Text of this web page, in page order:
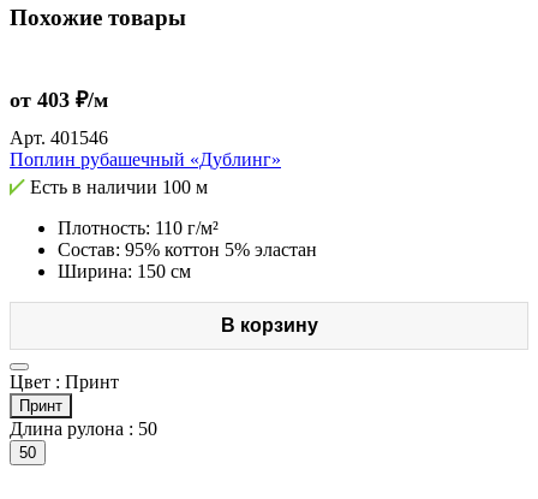
Похожие товары
от 403 ₽/м
Арт. 401546
Поплин рубашечный «Дублинг»
Есть в наличии 100 м
Плотность: 110 г/м²
Состав: 95% коттон 5% эластан
Ширина: 150 см
В корзину
Цвет : Принт
Принт
Длина рулона : 50
50